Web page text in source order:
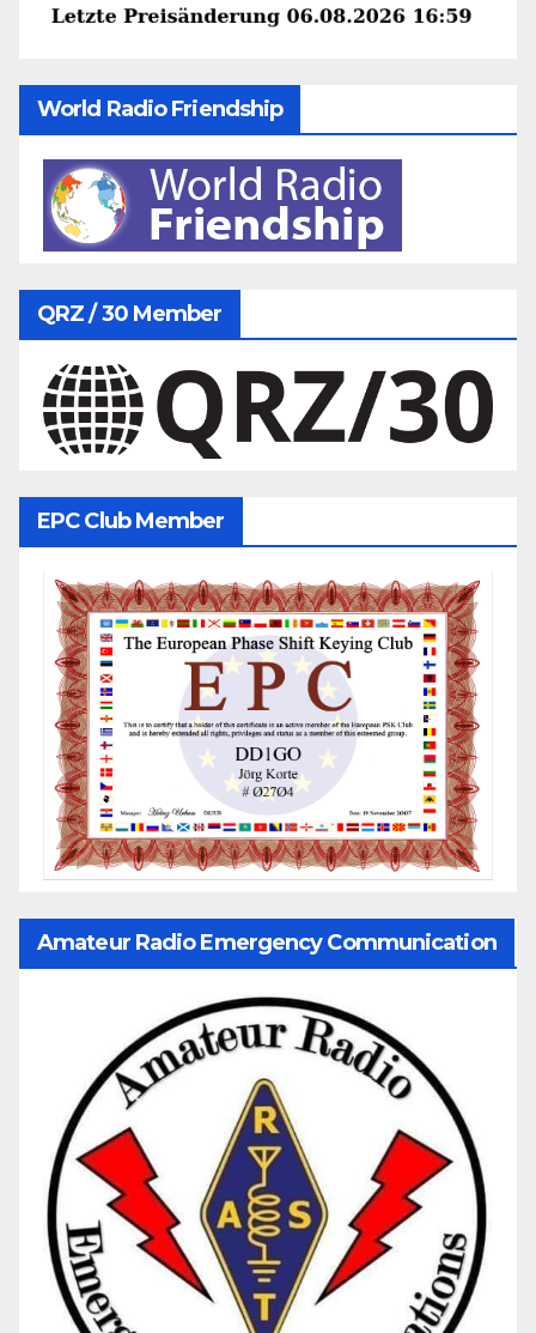
World Radio Friendship
QRZ / 30 Member
EPC Club Member
Amateur Radio Emergency Communication